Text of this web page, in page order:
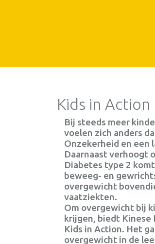
Kids in Action
Bij steeds meer
voelen zich anders
Onzekerheid en een
Daarnaast verhoogt
Diabetes type 2
beweeg- en
overgewicht
vaatziekten.
Om overgewicht bij
krijgen, biedt Kinese
Kids in Action. Het
overgewicht in de